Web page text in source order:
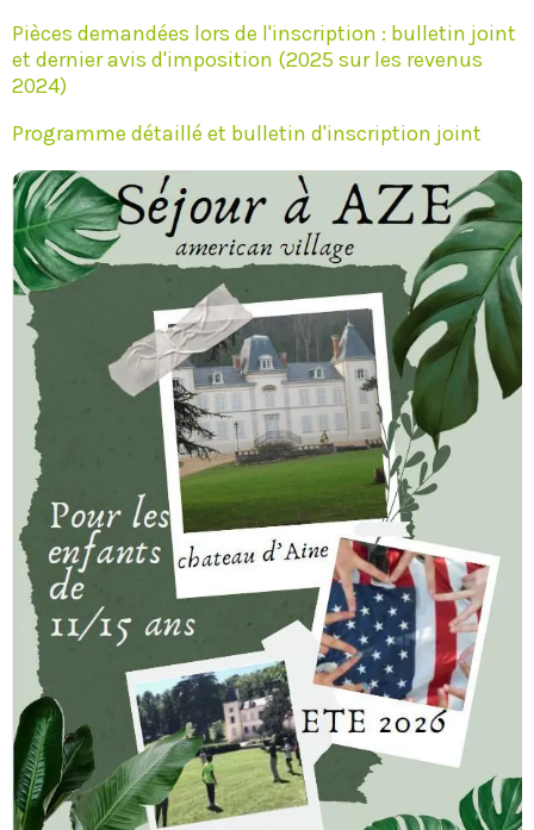
Pièces demandées lors de l'inscription : bulletin joint
et dernier avis d'imposition (2025 sur les revenus
2024)
Programme détaillé et bulletin d'inscription joint